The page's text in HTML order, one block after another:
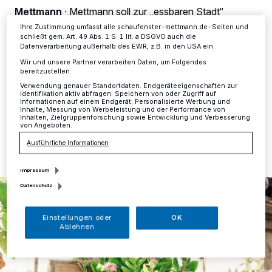
Mettmann · Mettmann soll zur „essbaren Stadt“
werden, das zumindest ist der Wunsch der Grünen,
formuliert in einem entsprechenden Antrag an die
Stadtverwaltung. Letztere soll nun eine Liste mit
Flächen aktualisieren, die für das Projekt in Frage
kommen.
15.06.2020 , 07:52 Uhr Eine Minute Lesezeit
Informationen finden Sie in unserer Datenschutzerklärung.
Ihre Zustimmung umfasst alle schaufenster-mettmann.de-Seiten und
schließt gem. Art. 49 Abs. 1 S. 1 lit. a DSGVO auch die
Datenverarbeitung außerhalb des EWR, z.B. in den USA ein.
Wir und unsere Partner verarbeiten Daten, um Folgendes
bereitzustellen:
Verwendung genauer Standortdaten. Endgeräteeigenschaften zur
Identifikation aktiv abfragen. Speichern von oder Zugriff auf
Informationen auf einem Endgerät. Personalisierte Werbung und
Inhalte, Messung von Werbeleistung und der Performance von
Inhalten, Zielgruppenforschung sowie Entwicklung und Verbesserung
von Angeboten.
Ausführliche Informationen
Impressum
Datenschutz
Einstellungen oder
Ablehnen
OK